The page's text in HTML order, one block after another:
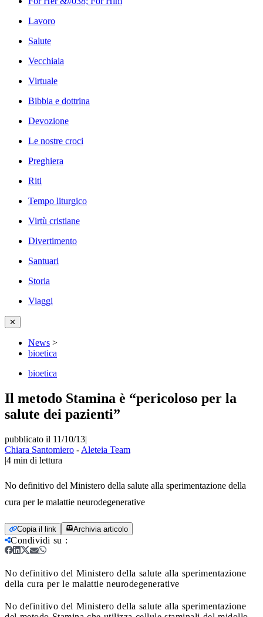
Lavoro
Salute
Vecchiaia
Virtuale
Bibbia e dottrina
Devozione
Le nostre croci
Preghiera
Riti
Tempo liturgico
Virtù cristiane
Divertimento
Santuari
Storia
Viaggi
✕
News >
bioetica
bioetica
Il metodo Stamina è “pericoloso per la
salute dei pazienti”
pubblicato il 11/10/13|
Chiara Santomiero - Aleteia Team
|4 min di lettura
No definitivo del Ministero della salute alla sperimentazione della
cura per le malattie neurodegenerative
Copia il link Archivia articolo
Condividi su :
No definitivo del Ministero della salute alla sperimentazione
della cura per le malattie neurodegenerative
No definitivo del Ministero della salute alla sperimentazione